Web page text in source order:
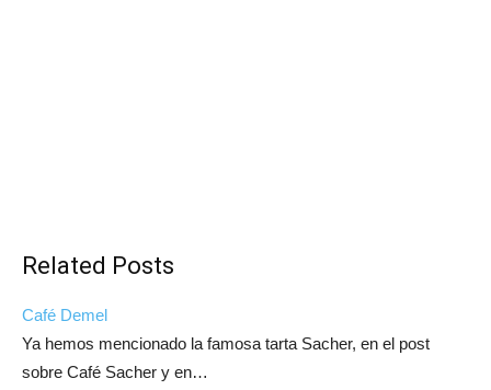
Related Posts
Café Demel
Ya hemos mencionado la famosa tarta Sacher, en el post
sobre Café Sacher y en…